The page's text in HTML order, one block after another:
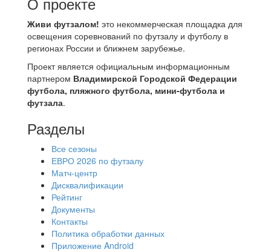
Живи футзалом! это некоммерческая площадка для
освещения соревнований по футзалу и футболу в
регионах России и ближнем зарубежье.
Проект является официальным информационным
партнером Владимирской Городской Федерации
футбола, пляжного футбола, мини-футбола и
футзала.
Разделы
Все сезоны
ЕВРО 2026 по футзалу
Матч-центр
Дисквалификации
Рейтинг
Документы
Контакты
Политика обработки данных
Приложение Android